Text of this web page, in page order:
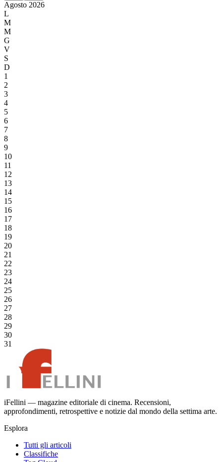
Agosto 2026
L
M
M
G
V
S
D
1
2
3
4
5
6
7
8
9
10
11
12
13
14
15
16
17
18
19
20
21
22
23
24
25
26
27
28
29
30
31
iFellini — magazine editoriale di cinema. Recensioni,
approfondimenti, retrospettive e notizie dal mondo della settima arte.
Esplora
Tutti gli articoli
Classifiche